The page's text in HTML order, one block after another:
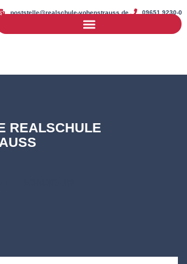
poststelle@realschule-vohenstrauss.de
09651 9230-0
REALSCHULE